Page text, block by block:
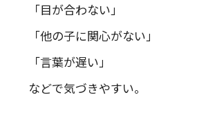
「目が合わない」
「他の子に関心がない」
「言葉が遅い」
などで気づきやすい。